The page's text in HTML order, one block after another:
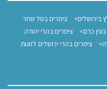
בירושלים
צימרים בטל שחר
בעין כרם
צימרים בהרי יהודה
צימרים בהרי ירושלים לזוגות